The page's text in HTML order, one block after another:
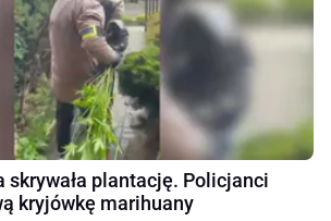
skrywała plantację. Policjanci
kryjówkę marihuany